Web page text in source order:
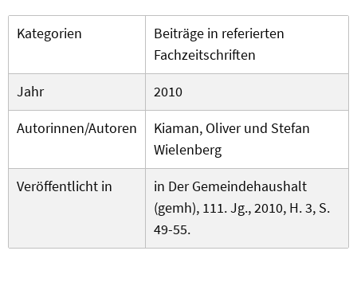
Kategorien
Beiträge in referierten
Fachzeitschriften
Jahr
2010
Autorinnen/Autoren
Kiaman, Oliver und Stefan
Wielenberg
Veröffentlicht in
in Der Gemeindehaushalt
(gemh), 111. Jg., 2010, H. 3, S.
49-55.